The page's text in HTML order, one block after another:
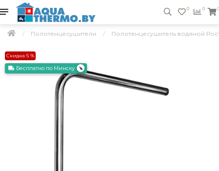
0 0
Полотенцесушители Полотенцесушитель водяной
Скидка 5 %
Бесплатно по Минску